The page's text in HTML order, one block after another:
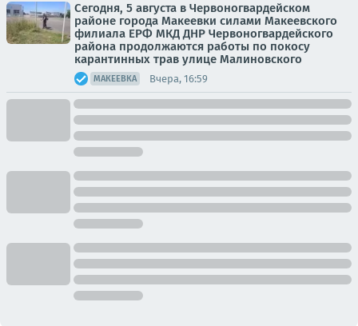
Сегодня, 5 августа в Червоногвардейском
районе города Макеевки силами Макеевского
филиала ЕРФ МКД ДНР Червоногвардейского
района продолжаются работы по покосу
карантинных трав улице Малиновского
МАКЕЕВКА Вчера, 16:59